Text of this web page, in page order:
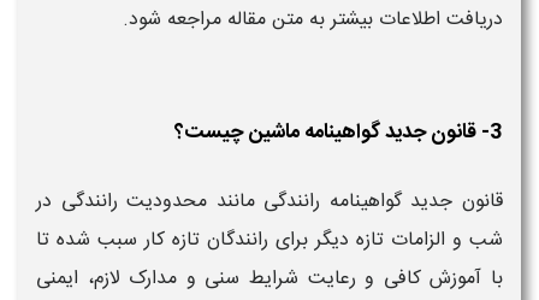
دریافت اطلاعات بیشتر به متن مقاله مراجعه شود.
3- قانون جدید گواهینامه ماشین چیست؟
قانون جدید گواهینامه رانندگی مانند محدودیت‌ رانندگی در
شب و الزامات تازه‌ دیگر برای رانندگان تازه‌ کار سبب شده تا
با آموزش کافی و رعایت شرایط سنی و مدارک لازم، ایمنی